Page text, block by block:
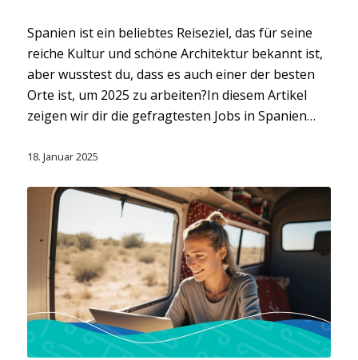
Spanien ist ein beliebtes Reiseziel, das für seine
reiche Kultur und schöne Architektur bekannt ist,
aber wusstest du, dass es auch einer der besten
Orte ist, um 2025 zu arbeiten?In diesem Artikel
zeigen wir dir die gefragtesten Jobs in Spanien…
18. Januar 2025